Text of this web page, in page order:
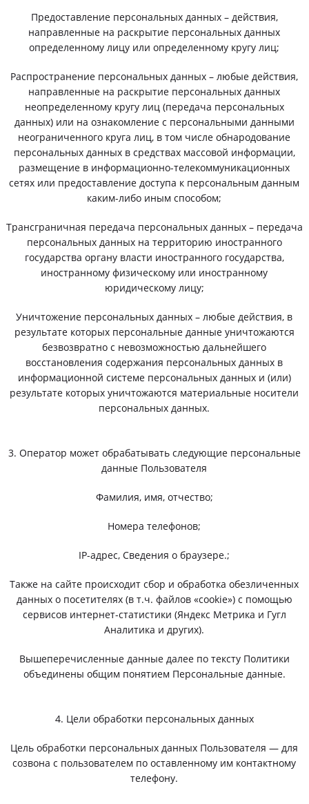
Предоставление персональных данных – действия,
направленные на раскрытие персональных данных
определенному лицу или определенному кругу лиц;
Распространение персональных данных – любые действия,
направленные на раскрытие персональных данных
неопределенному кругу лиц (передача персональных
данных) или на ознакомление с персональными данными
неограниченного круга лиц, в том числе обнародование
персональных данных в средствах массовой информации,
размещение в информационно-телекоммуникационных
сетях или предоставление доступа к персональным данным
каким-либо иным способом;
Трансграничная передача персональных данных – передача
персональных данных на территорию иностранного
государства органу власти иностранного государства,
иностранному физическому или иностранному
юридическому лицу;
Уничтожение персональных данных – любые действия, в
результате которых персональные данные уничтожаются
безвозвратно с невозможностью дальнейшего
восстановления содержания персональных данных в
информационной системе персональных данных и (или)
результате которых уничтожаются материальные носители
персональных данных.
3. Оператор может обрабатывать следующие персональные
данные Пользователя
Фамилия, имя, отчество;
Номера телефонов;
IP-адрес, Сведения о браузере.;
Также на сайте происходит сбор и обработка обезличенных
данных о посетителях (в т.ч. файлов «cookie») с помощью
сервисов интернет-статистики (Яндекс Метрика и Гугл
Аналитика и других).
Вышеперечисленные данные далее по тексту Политики
объединены общим понятием Персональные данные.
4. Цели обработки персональных данных
Цель обработки персональных данных Пользователя — для
созвона с пользователем по оставленному им контактному
телефону.